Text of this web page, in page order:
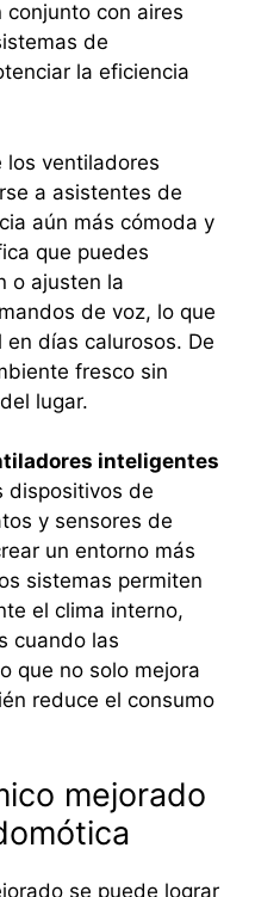
con aires
de
la eficiencia
los ventiladores
a asistentes de
aún más cómoda y
que puedes
o ajusten la
de voz, lo que
días calurosos. De
fresco sin
lugar.
inteligentes
dispositivos de
y sensores de
un entorno más
sistemas permiten
el clima interno,
cuando las
que no solo mejora
reduce el consumo
mejorado
se puede lograr